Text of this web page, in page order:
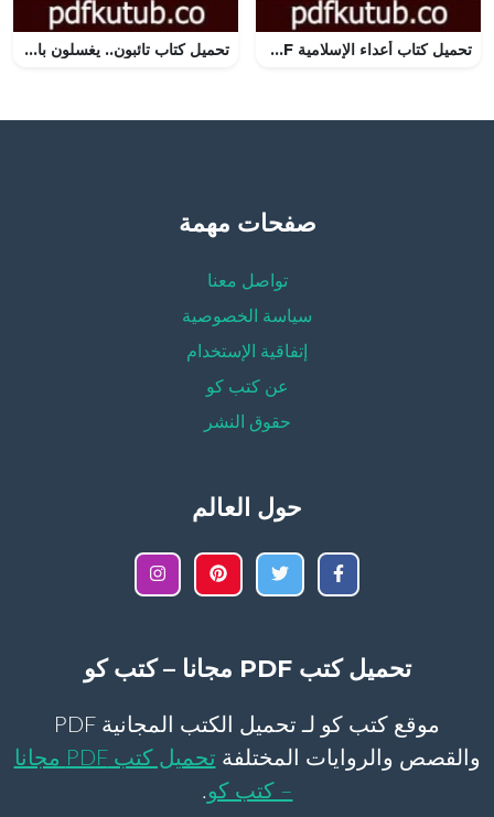
تحميل كتاب أعداء الإسلامية PDF تأليف نجيب الكيلاني مجانا [كامل] تحميل كتاب تائبون.. يغسلون بالدموع خطاياهم PDF تأليف محمود محمد عمارة مجانا [كامل]
صفحات مهمة
تواصل معنا
سياسة الخصوصية
إتفاقية الإستخدام
عن كتب كو
حقوق النشر
حول العالم
تحميل كتب PDF مجانا – كتب كو
موقع كتب كو لـ تحميل الكتب المجانية PDF
والقصص والروايات المختلفة
تحميل كتب PDF مجانا
– كتب كو.